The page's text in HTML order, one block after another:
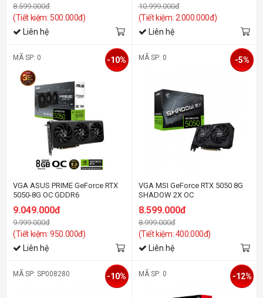
8.599.000đ
(Tiết kiệm: 500.000đ)
Liên hệ
10.999.000đ
(Tiết kiệm: 2.000.000đ)
Liên hệ
MÃ SP: 0
VGA ASUS PRIME GeForce RTX
5050-8G OC GDDR6
9.049.000đ
9.999.000đ
(Tiết kiệm: 950.000đ)
-10%
Liên hệ
MÃ SP: 0
VGA MSI GeForce RTX 5050 8G
SHADOW 2X OC
8.599.000đ
8.999.000đ
(Tiết kiệm: 400.000đ)
-5%
Liên hệ
MÃ SP: SP008280 -10% MÃ SP: 0 -12%